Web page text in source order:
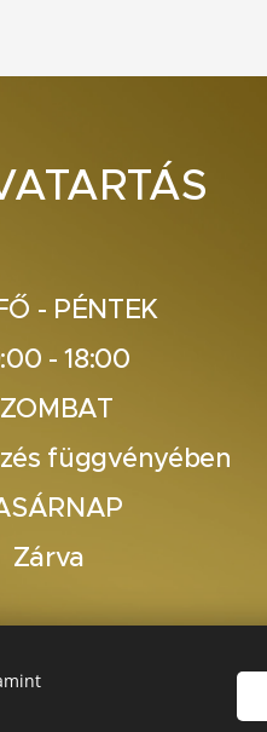
- PÉNTEK
- 18:00
függvényében
Zárva